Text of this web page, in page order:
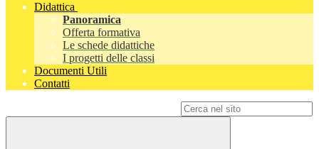
Didattica
Panoramica
Offerta formativa
Le schede didattiche
I progetti delle classi
Documenti Utili
Contatti